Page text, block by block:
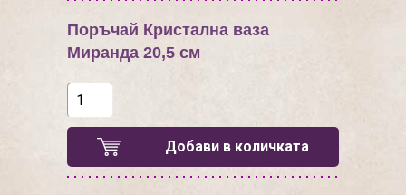
Поръчай Кристална ваза
Миранда 20,5 см
Добави в количката